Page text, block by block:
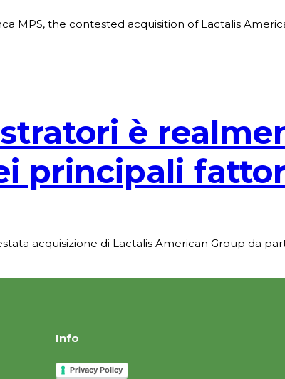
MPS, the contested acquisition of Lactalis
è
principali
acquisizione di Lactalis American Group da
Info
Privacy Policy